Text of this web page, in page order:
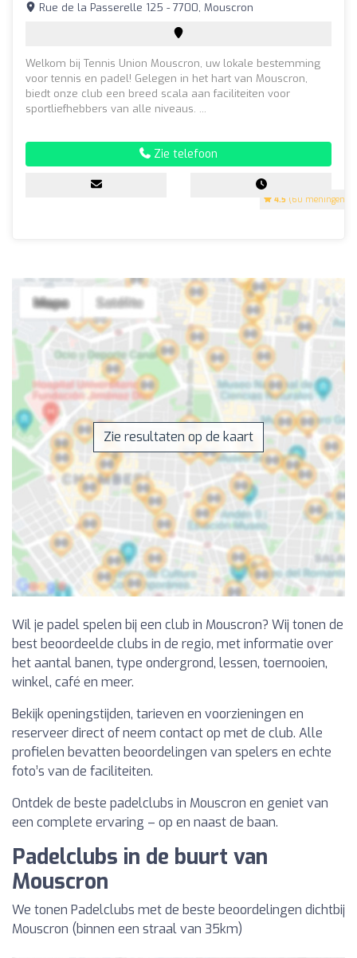
4.5 (60 meningen)
Rue de la Passerelle 125 - 7700, Mouscron
Welkom bij Tennis Union Mouscron, uw lokale bestemming
voor tennis en padel! Gelegen in het hart van Mouscron,
biedt onze club een breed scala aan faciliteiten voor
sportliefhebbers van alle niveaus. ...
Zie telefoon
Zie resultaten op de kaart
Wil je padel spelen bij een club in Mouscron? Wij tonen de
best beoordeelde clubs in de regio, met informatie over
het aantal banen, type ondergrond, lessen, toernooien,
winkel, café en meer.
Bekijk openingstijden, tarieven en voorzieningen en
reserveer direct of neem contact op met de club. Alle
profielen bevatten beoordelingen van spelers en echte
foto’s van de faciliteiten.
Ontdek de beste padelclubs in Mouscron en geniet van
een complete ervaring – op en naast de baan.
Padelclubs in de buurt van
Mouscron
We tonen Padelclubs met de beste beoordelingen dichtbij
Mouscron (binnen een straal van 35km)